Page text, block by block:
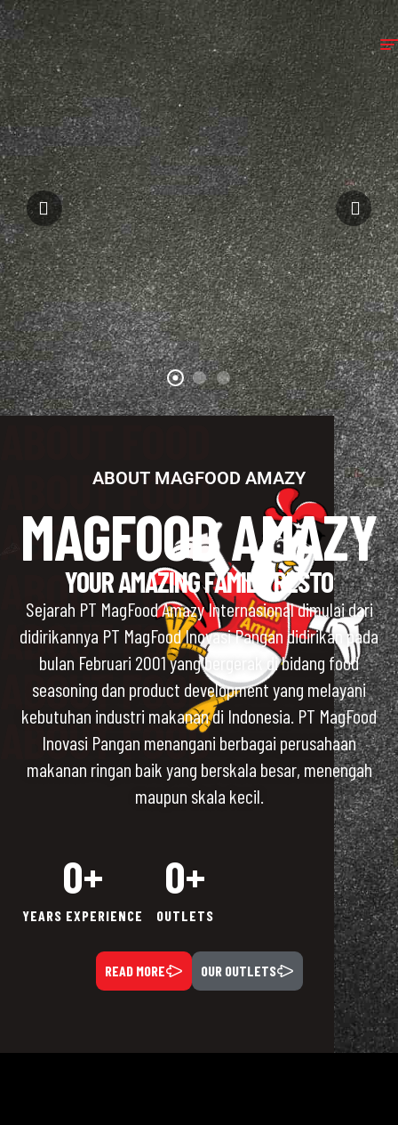
ABOUT MAGFOOD AMAZY
MAGFOOD AMAZY
YOUR AMAZING FAMILY RESTO
Sejarah PT MagFood Amazy Internasional dimulai dari
didirikannya PT MagFood Inovasi Pangan didirikan pada
bulan Februari 2001 yang bergerak di bidang food
seasoning dan product development yang melayani
kebutuhan industri makanan di Indonesia. PT MagFood
Inovasi Pangan menangani berbagai perusahaan
makanan ringan baik yang berskala besar, menengah
maupun skala kecil.
YEARS EXPERIENCE
0+
OUTLETS
0+
READ MORE OUR OUTLETS
ABOUT FOOD
ABOUT FOOD
ABOUT FOOD
ABOUT FOOD
ABOUT FOOD
ABOUT FOOD